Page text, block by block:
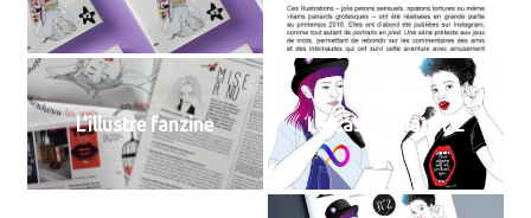
L'illustre fanzine Le Castor Mag n°2